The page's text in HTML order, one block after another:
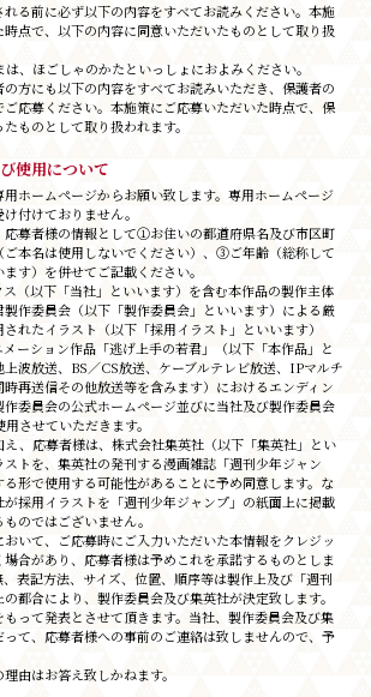
れる前に必ず以下の内容をすべてお読みください。本施
点で、以下の内容に同意いただいたものとして取り扱
は、ほごしゃのかたといっしょにおよみください。
の方にも以下の内容をすべてお読みいただき、保護者の
応募ください。本施策にご応募いただいた時点で、保
ものとして取り扱われます。
使用について
用ホームページからお願い致します。専用ホームページ
付けておりません。
応募者様の情報として①お住いの都道府県名及び市区町
本名は使用しないでください）、③ご年齢（総称して
す）を併せてご記載ください。
ス（以下「当社」といいます）を含む本作品の製作主体
作委員会（以下「製作委員会」といいます）による厳
れたイラスト（以下「採用イラスト」といいます）
ーション作品「逃げ上手の若君」（以下「本作品」と
波放送、BS／CS放送、ケーブルテレビ放送、IPマルチ
再送信その他放送等を含みます）におけるエンディン
委員会の公式ホームページ並びに当社及び製作委員会
させていただきます。
え、応募者様は、株式会社集英社（以下「集英社」とい
トを、集英社の発刊する漫画雑誌「週刊少年ジャン
形で使用する可能性があることに予め同意します。な
採用イラストを「週刊少年ジャンプ」の紙面上に掲載
のではございません。
おいて、ご応募時にご入力いただいた本情報をクレジッ
場合があり、応募者様は予めこれを承諾するものとしま
表記方法、サイズ、位置、順序等は製作上及び「週刊
都合により、製作委員会及び集英社が決定致します。
もって発表とさせて頂きます。当社、製作委員会及び集
て、応募者様への事前のご連絡は致しませんので、予
由はお答え致しかねます。